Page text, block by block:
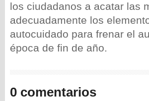
los ciudadanos a acatar las
adecuadamente los
autocuidado para frenar el
época de fin de año.
0 comentarios